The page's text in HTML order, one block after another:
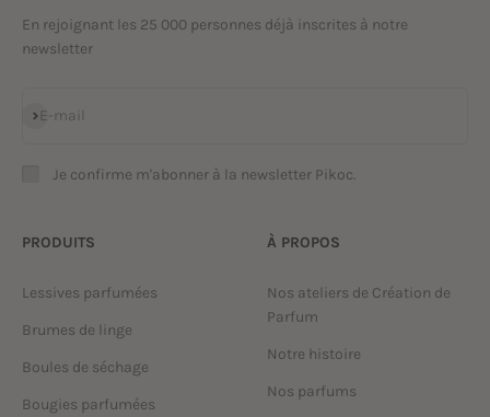
En rejoignant les 25 000 personnes déjà inscrites à notre
newsletter
E-mail
S'inscrire
Je confirme m'abonner à la newsletter Pikoc.
PRODUITS
Lessives parfumées
Brumes de linge
Boules de séchage
Bougies parfumées
À PROPOS
Nos ateliers de Création de
Parfum
Notre histoire
Nos parfums